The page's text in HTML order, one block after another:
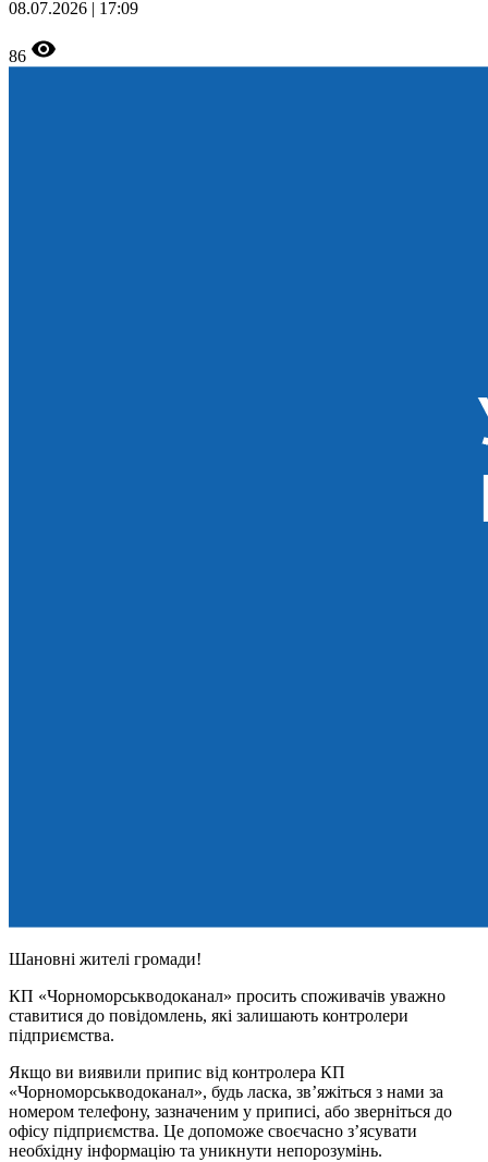
08.07.2026 | 17:09
86
Шановні жителі громади!
КП «Чорноморськводоканал» просить споживачів уважно
ставитися до повідомлень, які залишають контролери
підприємства.
Якщо ви виявили припис від контролера КП
«Чорноморськводоканал», будь ласка, зв’яжіться з нами за
номером телефону, зазначеним у приписі, або зверніться до
офісу підприємства. Це допоможе своєчасно з’ясувати
необхідну інформацію та уникнути непорозумінь.